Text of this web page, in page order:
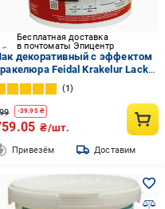
Бесплатная доставка
в почтоматы Эпицентр
декоративный с эффектом
Feidal Krakelur Lack
л (2964359584)
1
-39.95₴
₴/шт.
Привезём Доставим